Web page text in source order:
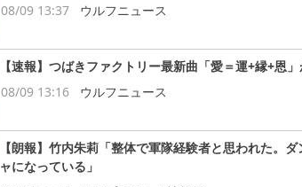
08/09 13:37
ウルフニュース
【速報】つばきファクトリー最新曲「愛＝運+縁+恩
08/09 13:16
ウルフニュース
【朗報】竹内朱莉「整体で軍隊経験者と思われた。
ャになっている」